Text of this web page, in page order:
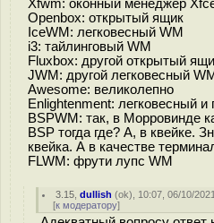
Xfwm: оконный менеджер
Openbox: открытый ящик
IceWM: легковесный WM
i3: тайлинговый WM
Fluxbox: другой открытый
JWM: другой легковесный WM
Awesome: великолепно
Enlightenment: легковесный
BSPWM: так, в Морровинде
BSP тогда где? А, в квейке.
квейка. А в качестве
FLWM: фрути лупс WM
3.15 ,dullish (ok), 10:07, 06/10/
[к модератору]